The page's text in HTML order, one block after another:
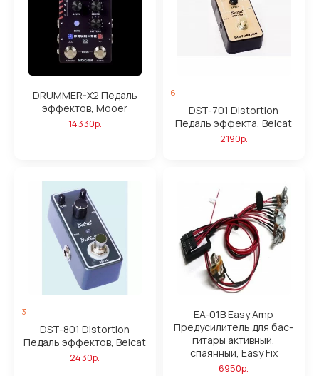
DRUMMER-X2 Педаль
эффектов, Mooer
14330р.
6
DST-701 Distortion
Педаль эффекта, Belcat
2190р.
3
DST-801 Distortion
Педаль эффектов, Belcat
2430р.
EA-01B Easy Amp
Предусилитель для бас-
гитары активный,
спаянный, Easy Fix
6950р.